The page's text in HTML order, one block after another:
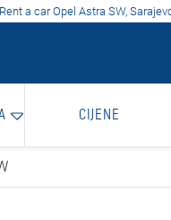
Rent a car Opel Astra SW,
CIJENE